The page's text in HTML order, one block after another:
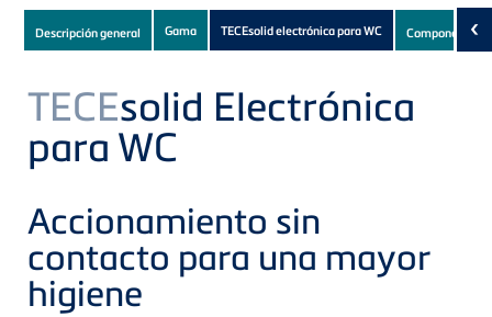
Subnavigation
of
current
Product
Descripción general Gama TECEsolid electrónica para WC Componentes
‹
TECEsolid Electrónica
para WC
Accionamiento sin
contacto para una mayor
higiene